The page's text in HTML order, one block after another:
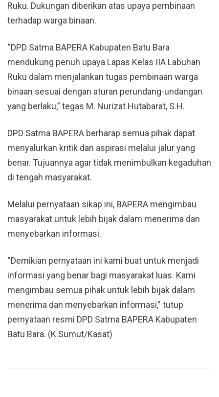
Ruku. Dukungan diberikan atas upaya pembinaan
terhadap warga binaan.
“DPD Satma BAPERA Kabupaten Batu Bara
mendukung penuh upaya Lapas Kelas IIA Labuhan
Ruku dalam menjalankan tugas pembinaan warga
binaan sesuai dengan aturan perundang-undangan
yang berlaku,” tegas M. Nurizat Hutabarat, S.H.
DPD Satma BAPERA berharap semua pihak dapat
menyalurkan kritik dan aspirasi melalui jalur yang
benar. Tujuannya agar tidak menimbulkan kegaduhan
di tengah masyarakat.
Melalui pernyataan sikap ini, BAPERA mengimbau
masyarakat untuk lebih bijak dalam menerima dan
menyebarkan informasi.
“Demikian pernyataan ini kami buat untuk menjadi
informasi yang benar bagi masyarakat luas. Kami
mengimbau semua pihak untuk lebih bijak dalam
menerima dan menyebarkan informasi,” tutup
pernyataan resmi DPD Satma BAPERA Kabupaten
Batu Bara. (K.Sumut/Kasat)